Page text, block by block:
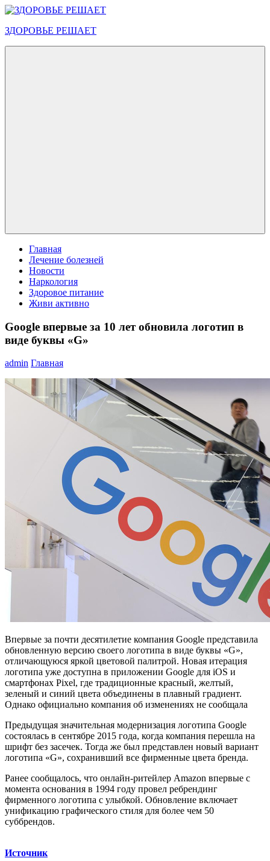
Перейти
содержимому
ЗДОРОВЬЕ РЕШАЕТ
Главная
Лечение болезней
Новости
Наркология
Здоровое питание
Живи активно
Google впервые за 10 лет обновила логотип в
виде буквы «G»
admin Главная
Впервые за почти десятилетие компания Google представила
обновленную версию своего логотипа в виде буквы «G»,
отличающуюся яркой цветовой палитрой. Новая итерация
логотипа уже доступна в приложении Google для iOS и
смартфонах Pixel, где традиционные красный, желтый,
зеленый и синий цвета объединены в плавный градиент.
Однако официально компания об изменениях не сообщала
Предыдущая значительная модернизация логотипа Google
состоялась в сентябре 2015 года, когда компания перешла на
шрифт без засечек. Тогда же был представлен новый вариант
логотипа «G», сохранивший все фирменные цвета бренда.
Ранее сообщалось, что онлайн-ритейлер Amazon впервые с
момента основания в 1994 году провел ребрендинг
фирменного логотипа с улыбкой. Обновление включает
унификацию графического стиля для более чем 50
суббрендов.
Источник